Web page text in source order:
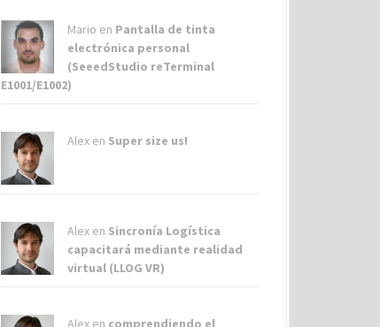
Mario en Pantalla de tinta
electrónica personal
(SeeedStudio reTerminal
E1001/E1002)
Alex en Super size us!
Alex en Sincronía Logística
capacitará mediante realidad
virtual (LLOG VR)
Alex en comprendiendo el